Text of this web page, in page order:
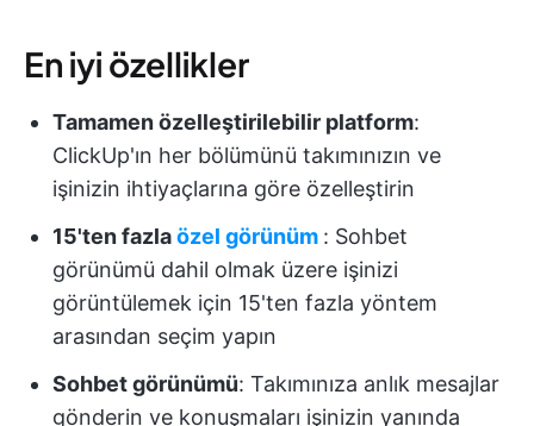
En iyi özellikler
Tamamen özelleştirilebilir platform:
ClickUp'ın her bölümünü takımınızın ve
işinizin ihtiyaçlarına göre özelleştirin
15'ten fazlaözel görünüm : Sohbet
görünümü dahil olmak üzere işinizi
görüntülemek için 15'ten fazla yöntem
arasından seçim yapın
Sohbet görünümü: Takımınıza anlık mesajlar
gönderin ve konuşmaları işinizin yanında